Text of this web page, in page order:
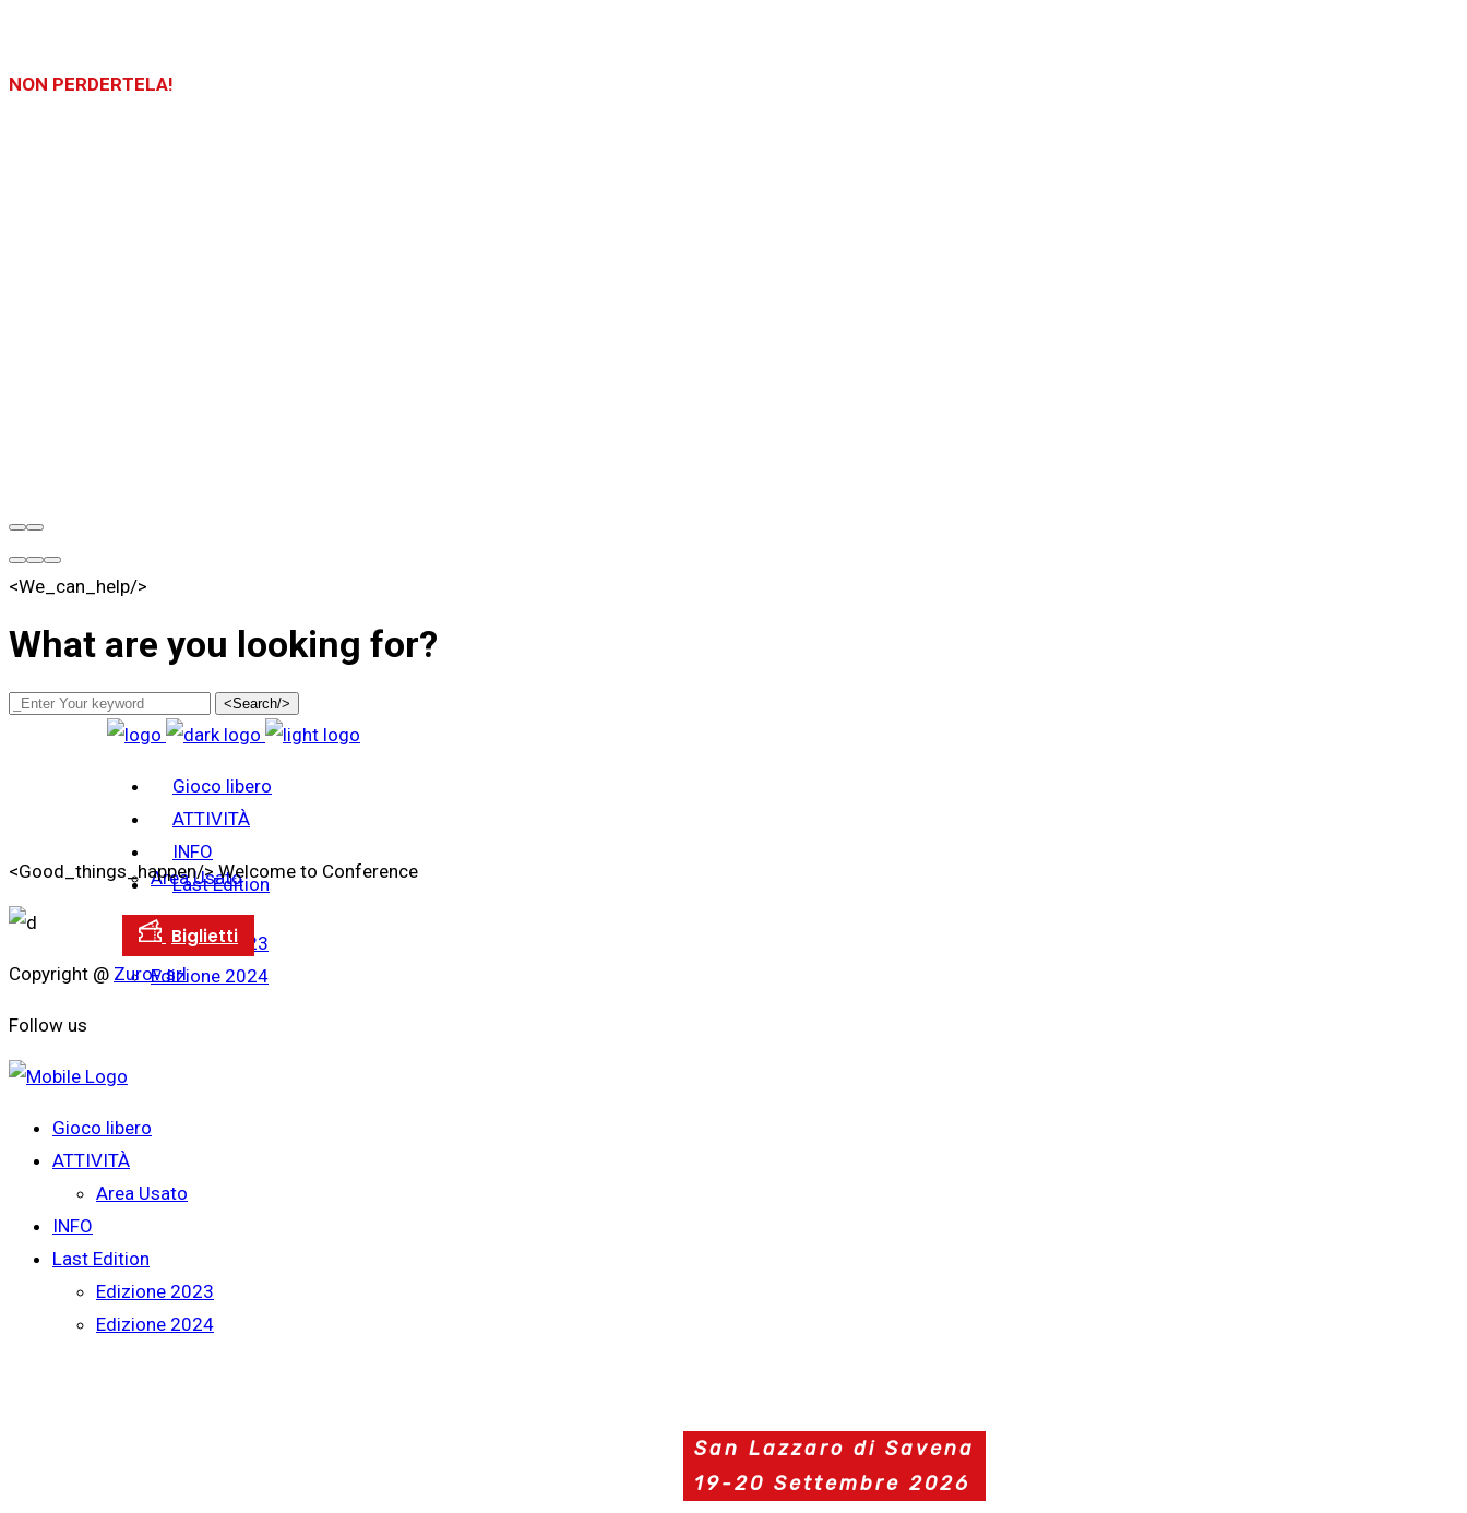
NON PERDERTELA!
<We_can_help/>
What are you looking for?
<Search/>
Gioco libero
ATTIVITÀ
Area Usato
INFO
Last Edition
Edizione 2023
Edizione 2024
<Good_things_happen/> Welcome to Conference
Copyright @ Zurov srl
Follow us
Gioco libero
ATTIVITÀ
Area Usato
INFO
Last Edition
Edizione 2023
Edizione 2024
San Lazzaro di Savena
19-20 Settembre 2026